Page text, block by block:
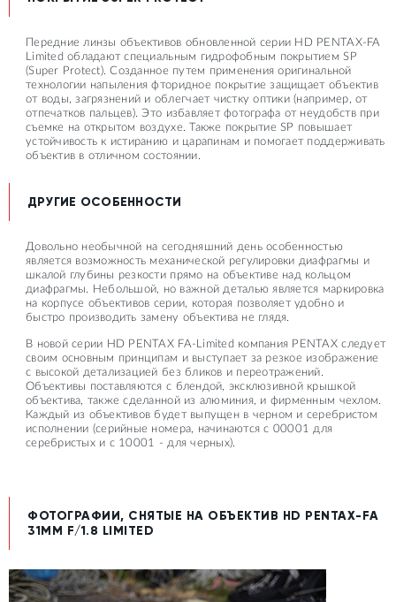
Передние линзы объективов обновленной серии HD PENTAX-FA
Limited обладают специальным гидрофобным покрытием SP
(Super Protect). Созданное путем применения оригинальной
технологии напыления фторидное покрытие защищает объектив
от воды, загрязнений и облегчает чистку оптики (например, от
отпечатков пальцев). Это избавляет фотографа от неудобств при
съемке на открытом воздухе. Также покрытие SP повышает
устойчивость к истиранию и царапинам и помогает поддерживать
объектив в отличном состоянии.
ДРУГИЕ ОСОБЕННОСТИ
Довольно необычной на сегодняшний день особенностью
является возможность механической регулировки диафрагмы и
шкалой глубины резкости прямо на объективе над кольцом
диафрагмы. Небольшой, но важной деталью является маркировка
на корпусе объективов серии, которая позволяет удобно и
быстро производить замену объектива не глядя.
В новой серии HD PENTAX FA-Limited компания PENTAX следует
своим основным принципам и выступает за резкое изображение
с высокой детализацией без бликов и переотражений.
Объективы поставляются с блендой, эксклюзивной крышкой
объектива, также сделанной из алюминия, и фирменным чехлом.
Каждый из объективов будет выпущен в черном и серебристом
исполнении (серийные номера, начинаются с 00001 для
серебристых и с 10001 - для черных).
ФОТОГРАФИИ, СНЯТЫЕ НА ОБЪЕКТИВ HD PENTAX-FA
31MM F/1.8 LIMITED